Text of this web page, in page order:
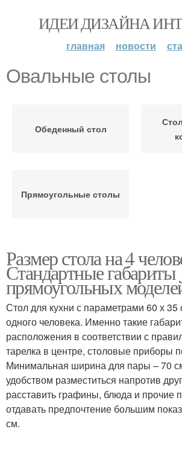
ИДЕИ ДИЗАЙНА
главная новости
Овальные столы
Обеденный стол
Прямоугольные столы
Размер стола на 4
Стандартные габариты
прямоугольных
Стол для кухни с параметрами 60 х
одного человека. Именно такие
расположения в соответствии с
тарелка в центре, столовые приборы
Минимальная ширина для пары – 70
удобством разместиться напротив
расставить графины, блюда и прочие
отдавать предпочтение большим
см.